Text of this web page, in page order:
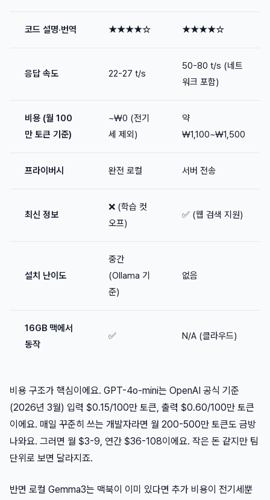
코드 설명·번역 ★★★★☆ ★★★★☆
응답 속도 22-27 t/s
50-80 t/s (네트
워크 포함)
비용 (월 100
만 토큰 기준)
~₩0 (전기
세 제외)
약
₩1,100~₩1,500
프라이버시 완전 로컬 서버 전송
최신 정보
❌ (학습 컷
오프)
✅ (웹 검색 지원)
설치 난이도
중간
(Ollama 기
준)
없음
16GB 맥에서
동작
✅ N/A (클라우드)
비용 구조가 핵심이에요. GPT-4o-mini는 OpenAI 공식 기준
(2026년 3월) 입력 $0.15/100만 토큰, 출력 $0.60/100만 토큰
이에요. 매일 꾸준히 쓰는 개발자라면 월 200-500만 토큰도 금방
나와요. 그러면 월 $3-9, 연간 $36-108이에요. 작은 돈 같지만 팀
단위로 보면 달라지죠.
반면 로컬 Gemma3는 맥북이 이미 있다면 추가 비용이 전기세뿐